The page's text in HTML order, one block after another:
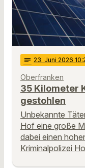
notes 23. Juni 2026
Oberfranken
35 Kilometer
gestohlen
Unbekannte
Hof eine große
dabei einen
Kriminalpolizei